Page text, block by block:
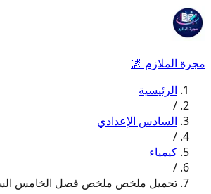
مجرة الملازم 🌌
الرئيسية
/
السادس الإعدادي
/
كيمياء
/
تحميل ملخص ملخص فصل الخامس السادس